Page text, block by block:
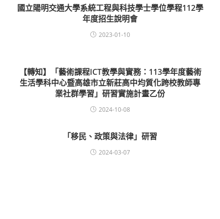
國立陽明交通大學系統工程與科技學士學位學程112學
年度招生說明會
2023-01-10
【轉知】「藝術課程ICT教學與實務：113學年度藝術
生活學科中心暨高雄市立新莊高中均質化跨校教師專
業社群學習」研習實施計畫乙份
2024-10-08
「移民、政策與法律」研習
2024-03-07